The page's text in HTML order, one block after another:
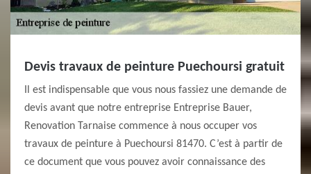
Devis travaux de peinture Puechoursi gratuit
Il est indispensable que vous nous fassiez une demande de
devis avant que notre entreprise Entreprise Bauer,
Renovation Tarnaise commence à nous occuper vos
travaux de peinture à Puechoursi 81470. C’est à partir de
ce document que vous pouvez avoir connaissance des